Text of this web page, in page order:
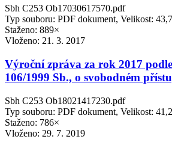
Sbh C253 Ob17030617570.pdf
Typ souboru: PDF dokument, Velikost:
Staženo: 889×
Vloženo: 21. 3. 2017
Výroční zpráva za rok 2017
106/1999 Sb., o svobodném
Sbh C253 Ob18021417230.pdf
Typ souboru: PDF dokument, Velikost:
Staženo: 786×
Vloženo: 29. 7. 2019